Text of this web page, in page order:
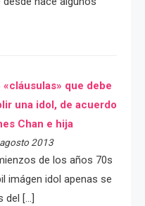
«cláusulas» que debe
una idol, de acuerdo
Chan e hija
2013
de los años 70s
imágen idol apenas se
del […]